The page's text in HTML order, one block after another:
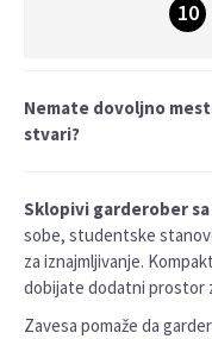
10
Nemate dovoljno
stvari?
Sklopivi garderober
sobe, studentske
za iznajmljivanje.
dobijate dodatni prostor
Zavesa pomaže da